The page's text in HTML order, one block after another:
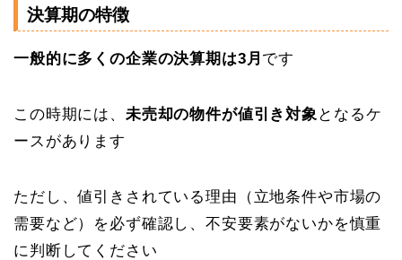
決算期の特徴
一般的に多くの企業の決算期は3月 です
この時期には、 未売却の物件が値引き対象 となるケ
ースがあります
ただし、値引きされている理由（立地条件や市場の
需要など）を必ず確認し、不安要素がないかを慎重
に判断してください